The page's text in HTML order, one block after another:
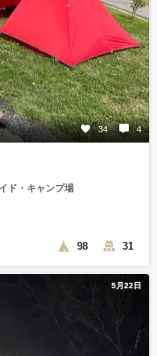
34 4
ド・キャンプ場
98 31
5月22日